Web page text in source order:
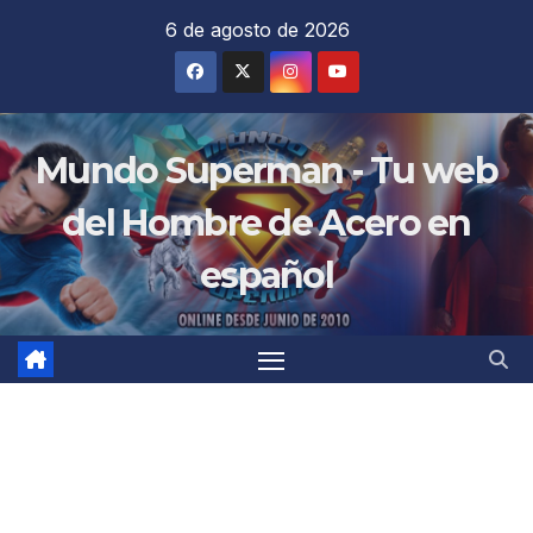
6 de agosto de 2026
Mundo Superman - Tu web
del Hombre de Acero en
español